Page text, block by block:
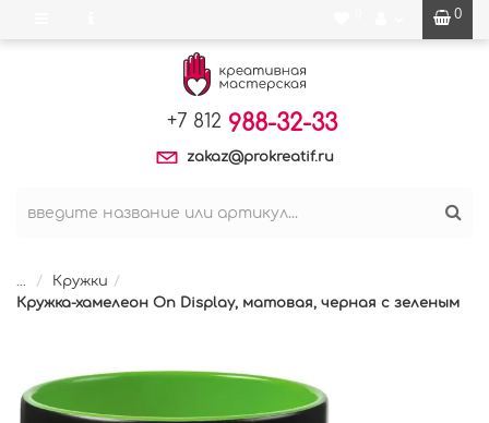
0
+7 812 988-32-33
zakaz@prokreatif.ru
...
Кружки
Кружка-хамелеон On Display, матовая, черная с зеленым